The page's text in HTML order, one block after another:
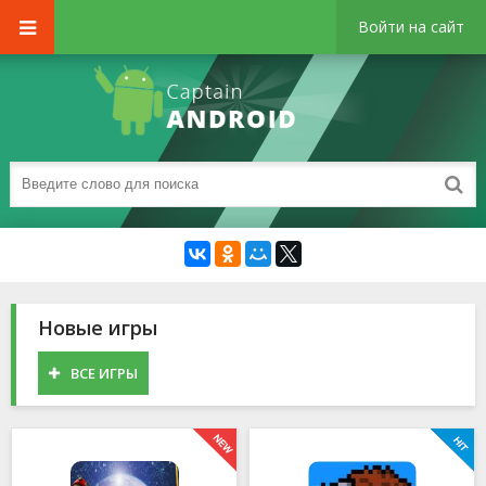
Войти на сайт
Новые игры
ВСЕ ИГРЫ